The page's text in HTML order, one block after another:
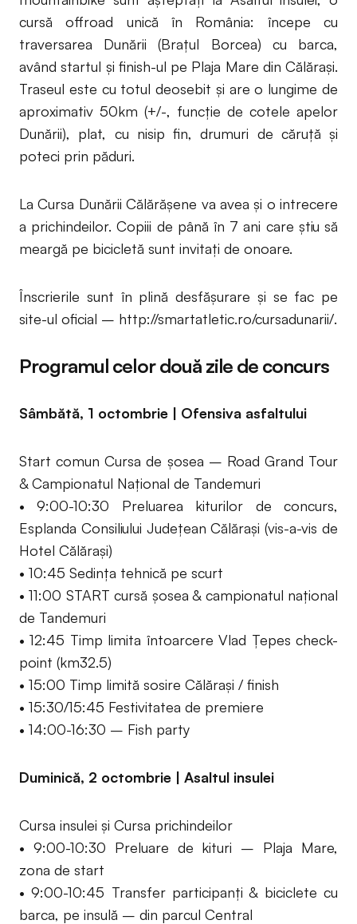
cursă offroad unică în România: începe cu
traversarea Dunării (Braţul Borcea) cu barca,
având startul și finish-ul pe Plaja Mare din Călărași.
Traseul este cu totul deosebit și are o lungime de
aproximativ 50km (+/-, funcție de cotele apelor
Dunării), plat, cu nisip fin, drumuri de căruță și
poteci prin păduri.
La Cursa Dunării Călărășene va avea și o intrecere
a prichindeilor. Copiii de până în 7 ani care știu să
meargă pe bicicletă sunt invitați de onoare.
Înscrierile sunt în plină desfășurare și se fac pe
site-ul oficial – http://smartatletic.ro/cursadunarii/.
Programul celor două zile de concurs
Sâmbătă, 1 octombrie | Ofensiva asfaltului
Start comun Cursa de șosea – Road Grand Tour
& Campionatul Național de Tandemuri
• 9:00-10:30 Preluarea kiturilor de concurs,
Esplanda Consiliului Județean Călărași (vis-a-vis de
Hotel Călărași)
• 10:45 Sedința tehnică pe scurt
• 11:00 START cursă șosea & campionatul național
de Tandemuri
• 12:45 Timp limita întoarcere Vlad Țepes check-
point (km32.5)
• 15:00 Timp limită sosire Călărași / finish
• 15:30/15:45 Festivitatea de premiere
• 14:00-16:30 – Fish party
Duminică, 2 octombrie | Asaltul insulei
Cursa insulei și Cursa prichindeilor
• 9:00-10:30 Preluare de kituri – Plaja Mare,
zona de start
• 9:00-10:45 Transfer participanți & biciclete cu
barca, pe insulă – din parcul Central